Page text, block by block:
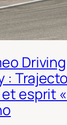
Driving
:
esprit